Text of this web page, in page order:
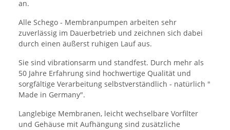
an.
Alle Schego - Membranpumpen arbeiten sehr
zuverlässig im Dauerbetrieb und zeichnen sich dabei
durch einen äußerst ruhigen Lauf aus.
Sie sind vibrationsarm und standfest. Durch mehr als
50 Jahre Erfahrung sind hochwertige Qualität und
sorgfältige Verarbeitung selbstverständlich - natürlich "
Made in Germany".
Langlebige Membranen, leicht wechselbare Vorfilter
und Gehäuse mit Aufhängung sind zusätzliche